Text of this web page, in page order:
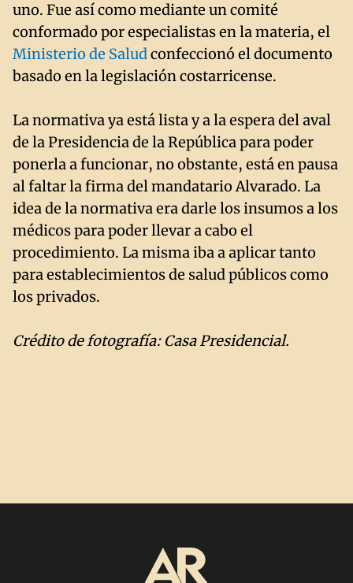
uno. Fue así como mediante un comité
conformado por especialistas en la materia, el
Ministerio de Saludconfeccionó el documento
basado en la legislación costarricense.
La normativa ya está lista y a la espera del aval
de la Presidencia de la República para poder
ponerla a funcionar, no obstante, está en pausa
al faltar la firma del mandatario Alvarado. La
idea de la normativa era darle los insumos a los
médicos para poder llevar a cabo el
procedimiento. La misma iba a aplicar tanto
para establecimientos de salud públicos como
los privados.
Crédito de fotografía: Casa Presidencial.